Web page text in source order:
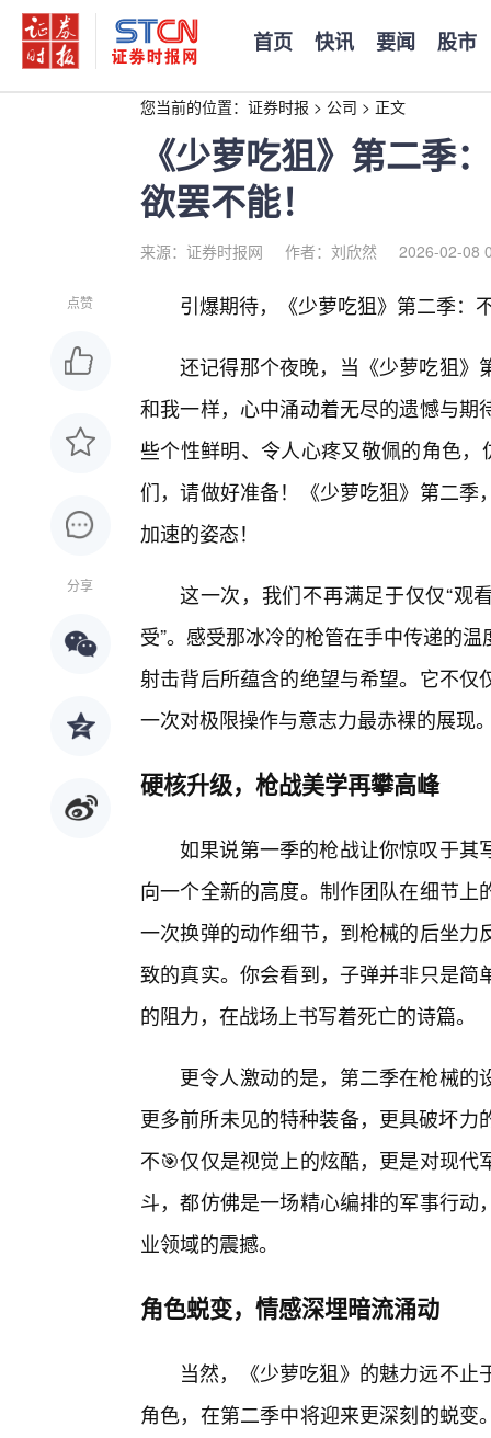
首页 快讯 要闻 股市
您当前的位置： 证券时报 > 公司 > 正文
《少萝吃狙》第二季
欲罢不能！
来源：证券时报网 作者：刘欣然 2026-02-08
点赞
分享
引爆期待，《少萝吃狙》第二季：
还记得那个夜晚，当《少萝吃狙》
和我一样，心中涌动着无尽的遗憾与
些个性鲜明、令人心疼又敬佩的角色
们，请做好准备！《少萝吃狙》第二
加速的姿态！
这一次，我们不再满足于仅仅“观
受”。感受那冰冷的枪管在手中传递的
射击背后所蕴含的绝望与希望。它不
一次对极限操作与意志力最赤裸的展现
硬核升级，枪战美学再攀高峰
如果说第一季的枪战让你惊叹于其
向一个全新的高度。制作团队在细节
一次换弹的动作细节，到枪械的后坐
致的真实。你会看到，子弹并非只是
的阻力，在战场上书写着死亡的诗篇。
更令人激动的是，第二季在枪械
更多前所未见的特种装备，更具破坏
不🎯仅仅是视觉上的炫酷，更是对现
斗，都仿佛是一场精心编排的军事行
业领域的震撼。
角色蜕变，情感深埋暗流涌动
当然，《少萝吃狙》的魅力远不
角色，在第二季中将迎来更深刻的蜕